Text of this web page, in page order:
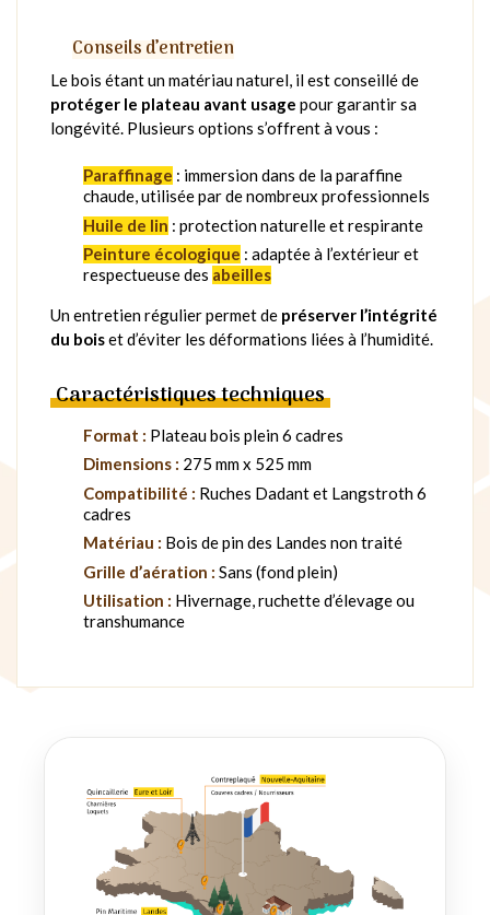
Conseils d’entretien
Le bois étant un matériau naturel, il est conseillé de
protéger le plateau avant usage pour garantir sa
longévité. Plusieurs options s’offrent à vous :
Paraffinage : immersion dans de la paraffine
chaude, utilisée par de nombreux professionnels
Huile de lin : protection naturelle et respirante
Peinture écologique : adaptée à l’extérieur et
respectueuse des abeilles
Un entretien régulier permet de préserver l’intégrité
du boiset d’éviter les déformations liées à l’humidité.
Caractéristiques techniques
Format : Plateau bois plein 6 cadres
Dimensions : 275 mm x 525 mm
Compatibilité : Ruches Dadant et Langstroth 6
cadres
Matériau : Bois de pin des Landes non traité
Grille d’aération : Sans (fond plein)
Utilisation : Hivernage, ruchette d’élevage ou
transhumance